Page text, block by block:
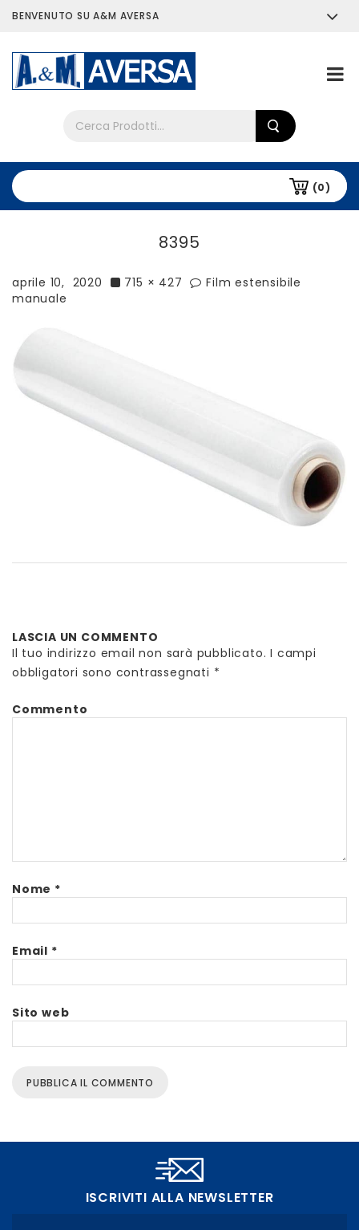
BENVENUTO SU A&M AVERSA
(0)
8395
aprile 10, 2020 715 × 427
Film estensibile
manuale
LASCIA UN COMMENTO
Il tuo indirizzo email non sarà pubblicato. I campi
obbligatori sono contrassegnati *
Commento
Nome *
Email *
Sito web
ISCRIVITI ALLA NEWSLETTER